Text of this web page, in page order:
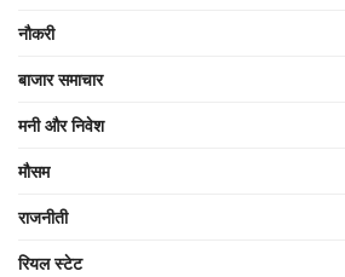
नौकरी
बाजार समाचार
मनी और निवेश
मौसम
राजनीती
रियल स्टेट